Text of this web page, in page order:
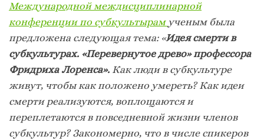
Международной междисциплинарной
конференции по субкультырам ученым была
предложена следующая тема: «Идея смерти в
субкультурах. «Перевернутое древо» профессора
Фридриха Лоренса». Как люди в субкультуре
живут, чтобы как положено умереть? Как идеи
смерти реализуются, воплощаются и
переплетаются в повседневной жизни членов
субкультур? Закономерно, что в числе спикеров